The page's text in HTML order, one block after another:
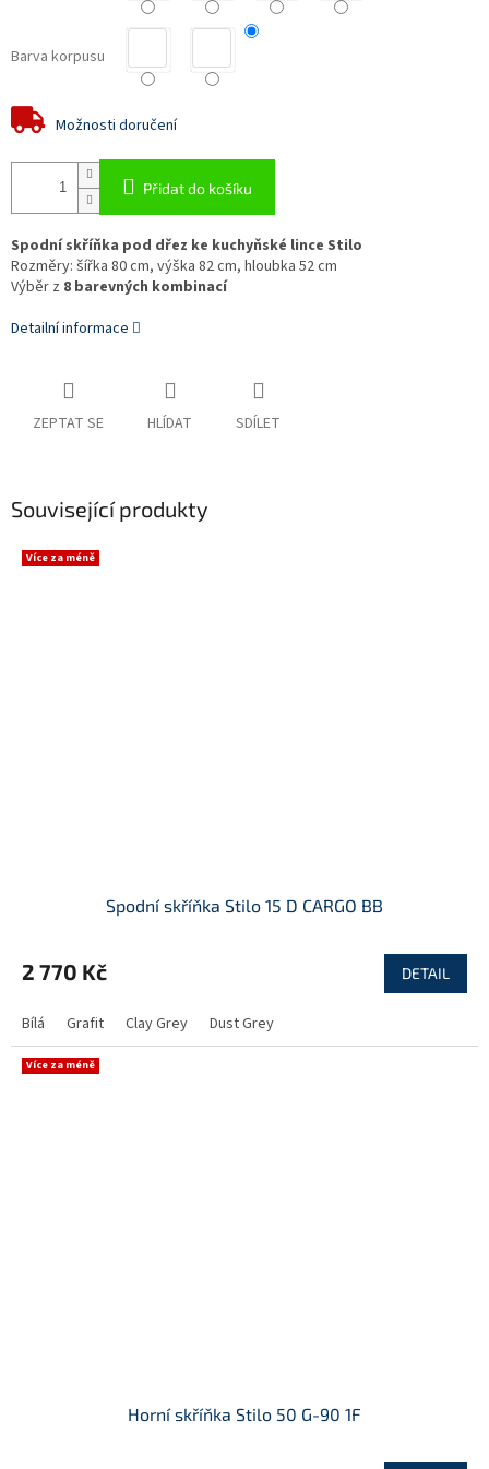
Barva korpusu
Možnosti doručení
Přidat do košíku
Spodní skříňka pod dřez ke kuchyňské lince Stilo
Rozměry: šířka 80 cm, výška 82 cm, hloubka 52 cm
Výběr z 8 barevných kombinací
Detailní informace
ZEPTAT SE HLÍDAT SDÍLET
Související produkty
Více za méně
Spodní skříňka Stilo 15 D CARGO BB
2 770 Kč DETAIL
Bílá Grafit Clay Grey Dust Grey
Více za méně
Horní skříňka Stilo 50 G-90 1F